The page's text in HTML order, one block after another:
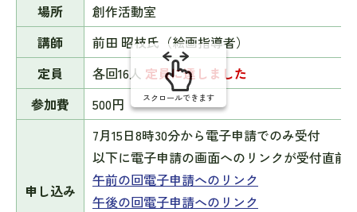
場所
創作活動室
講師
前田 昭枝氏（絵画指導者）
定員
各回16人 定員に達しました
参加費
500円
申し込み
7月15日8時30分から電子申請でのみ受付
以下に電子申請の画面へのリンクが受付直前
午前の回電子申請へのリンク
午後の回電子申請へのリンク
スクロールできます